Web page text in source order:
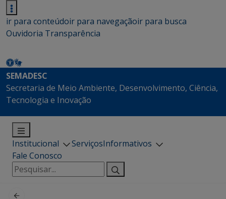
ir para conteúdoir para navegaçãoir para busca
Ouvidoria Transparência
SEMADESC
Secretaria de Meio Ambiente, Desenvolvimento, Ciência,
Tecnologia e Inovação
Institucional ServiçosInformativos
Fale Conosco
Pesquisar
por: